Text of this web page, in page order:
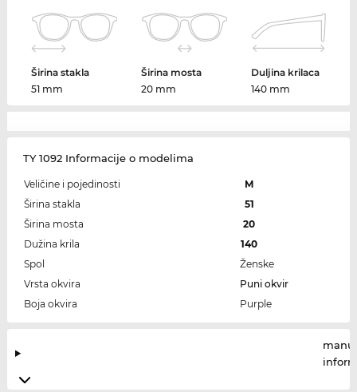
Širina stakla
51 mm
Širina mosta
20 mm
Duljina krilaca
140 mm
TY 1092 Informacije o modelima
Veličine i pojedinosti
M
Širina stakla
51
Širina mosta
20
Dužina krila
140
Spol
Ženske
Vrsta okvira
Puni okvir
Boja okvira
Purple